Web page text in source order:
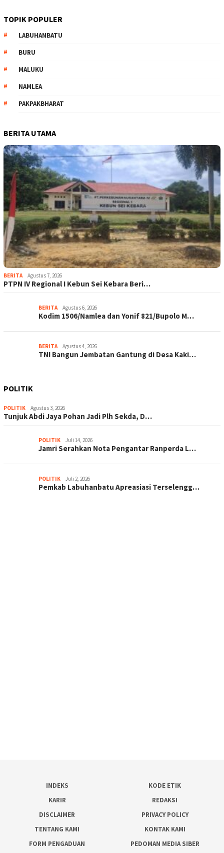
TOPIK POPULER
LABUHANBATU
BURU
MALUKU
NAMLEA
PAKPAKBHARAT
BERITA UTAMA
BERITA Agustus 7, 2026
PTPN IV Regional I Kebun Sei Kebara Beri…
BERITA Agustus 6, 2026
Kodim 1506/Namlea dan Yonif 821/Bupolo M…
BERITA Agustus 4, 2026
TNI Bangun Jembatan Gantung di Desa Kaki…
POLITIK
POLITIK Agustus 3, 2026
Tunjuk Abdi Jaya Pohan Jadi Plh Sekda, D…
POLITIK Juli 14, 2026
Jamri Serahkan Nota Pengantar Ranperda L…
POLITIK Juli 2, 2026
Pemkab Labuhanbatu Apreasiasi Terselengg…
INDEKS
KODE ETIK
KARIR
REDAKSI
DISCLAIMER
PRIVACY POLICY
TENTANG KAMI
KONTAK KAMI
FORM PENGADUAN
PEDOMAN MEDIA SIBER